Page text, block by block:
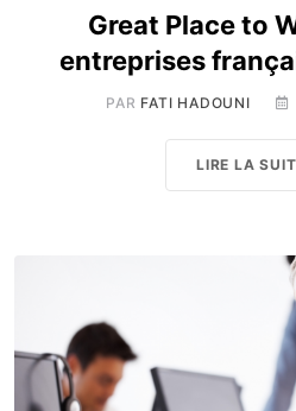
Great Place to
entreprises
PAR FATI HADOUNI
LIRE LA